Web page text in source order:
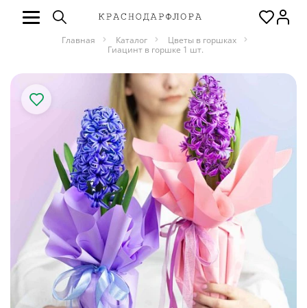
Главная Каталог
Цветы в горшках
Гиацинт в горшке 1 шт.